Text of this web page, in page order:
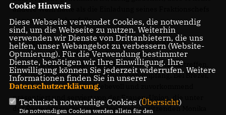
andere Wahl hatte als die Einladung seines Fraktionschefs
anzunehmen, ebenfalls.
Der Neujahrsempfang der CDU im Kreis Rottweil als
gesellschaftliches Ereignis. Mit vielen kleinen, doch
wichtigen Begegnungen am Rande, schon beim Eintreffen,
noch mehr beim anschließenden Stehempfang. Bei Brezel,
Sekt und anderem. Alles liebevoll und zuvorkommend
präsentiert und serviert von der Frauen-Union, die unter
der Regie der stellvertretenden Kreisvorsitzenden Monika
Cookie Hinweis
Diese Webseite verwendet Cookies, die notwendig
sind, um die Webseite zu nutzen. Weiterhin
verwenden wir Dienste von Drittanbietern, die uns
helfen, unser Webangebot zu verbessern (Website-
Optmierung). Für die Verwendung bestimmter
Dienste, benötigen wir Ihre Einwilligung. Ihre
Einwilligung können Sie jederzeit widerrufen. Weitere
Informationen finden Sie in unserer
Datenschutzerklärung.
Technisch notwendige Cookies (Übersicht)
Die notwendigen Cookies werden allein für den